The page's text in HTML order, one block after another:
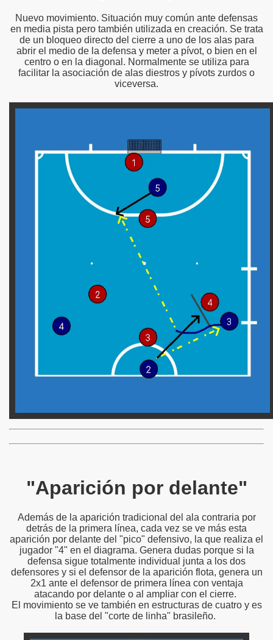
Nuevo movimiento. Situación muy común ante defensas
en media pista pero también utilizada en creación. Se trata
de un bloqueo directo del cierre a uno de los alas para
abrir el medio de la defensa y meter a pívot, o bien en el
centro o en la diagonal. Normalmente se utiliza para
facilitar la asociación de alas diestros y pívots zurdos o
viceversa.
"Aparición por delante"
Además de la aparición tradicional del ala contraria por
detrás de la primera línea, cada vez se ve más esta
aparición por delante del "pico" defensivo, la que realiza el
jugador "4" en el diagrama. Genera dudas porque si la
defensa sigue totalmente individual junta a los dos
defensores y si el defensor de la aparición flota, genera un
2x1 ante el defensor de primera línea con ventaja
atacando por delante o al ampliar con el cierre.
El movimiento se ve también en estructuras de cuatro y es
la base del "corte de linha" brasileño.